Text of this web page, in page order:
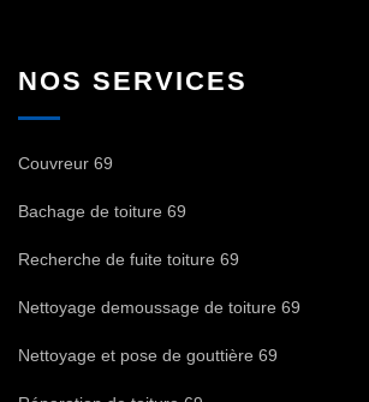
NOS SERVICES
Couvreur 69
Bachage de toiture 69
Recherche de fuite toiture 69
Nettoyage demoussage de toiture 69
Nettoyage et pose de gouttière 69